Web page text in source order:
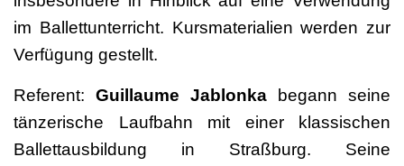
im Ballettunterricht. Kursmaterialien werden zur
Verfügung gestellt.
Referent: Guillaume Jablonka begann seine
tänzerische Laufbahn mit einer klassischen
Ballettausbildung in Straßburg. Seine